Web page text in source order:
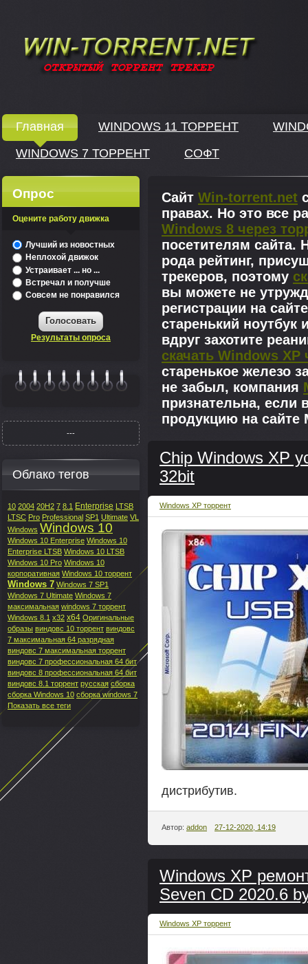
Главная WINDOWS 11 ТОРРЕНТ
WINDOWS 7 ТОРРЕНТ
СОФТ
Сайт Win-torrent.net
правах. Но это все
Windows 8 через
посетителям сайта.
рода рейтинг,
трекеров, поэтому
вы можете не
регистрации на
старенький
вдруг захотите
скачать Windows XP
старенькое железо
не забыл, компания
признательна, если
продукцию на сайте
Chip Windows XP
32bit
Windows XP торрент
дистрибутив.
Автор: addon 27-12-2020, 14:19
Windows XP
Seven СD 2020.6
Windows XP торрент
Опрос
Оцените работу движка
Лучший из новостных
Неплохой движок
Устраивает ... но ...
Встречал и получше
Совсем не понравился
Голосовать
Результаты опроса
---
Облако тегов
10 2004 20H2 7 8.1 Enterprise LTSB
LTSC Pro Professional SP1 Ultimate VL
Windows Windows 10
Windows 10 Enterprise Windows 10
Enterprise LTSB Windows 10 LTSB
Windows 10 Pro Windows 10
корпоративная Windows 10 торрент
Windows 7 Windows 7 SP1
Windows 7 Ultimate Windows 7
максимальная windows 7 торрент
Windows 8.1 x32 x64 Оригинальные
образы виндовс 10 торрент виндовс
7 максимальная 64 разрядная
виндовс 7 максимальная торрент
виндовс 7 профессиональная 64 бит
виндовс 8 профессиональная 64 бит
виндовс 8.1 торрент русская сборка
сборка Windows 10 сборка windows 7
Показать все теги